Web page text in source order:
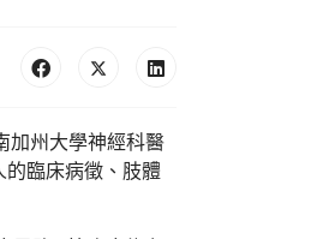
州大學神經科醫
臨床病徵、肢體